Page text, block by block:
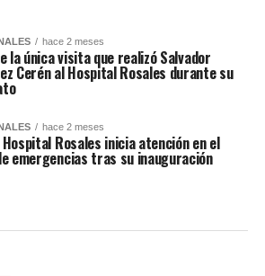
hace 2 meses
la única visita que realizó Salvador
Cerén al Hospital Rosales durante su
hace 2 meses
Hospital Rosales inicia atención en el
emergencias tras su inauguración